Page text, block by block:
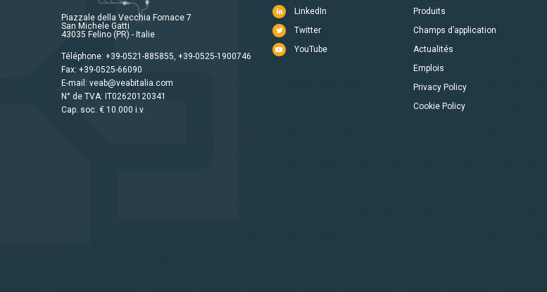
Piazzale della Vecchia Fornace 7
San Michele Gatti
43035 Felino (PR) - Italie
Téléphone: +39-0521-885855, +39-0525-1900746
Fax: +39-0525-66090
E-mail: veab@veabitalia.com
N° de TVA: IT02620120341
Cap. soc. € 10.000 i.v.
LinkedIn
Twitter
YouTube
Produits
Champs d’application
Actualités
Emplois
Privacy Policy
Cookie Policy